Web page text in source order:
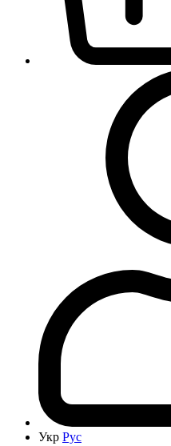
Укр Рус